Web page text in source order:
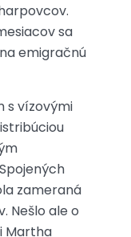
sa
emigračnú
s vízovými
zameraná
Nešlo ale o
Martha